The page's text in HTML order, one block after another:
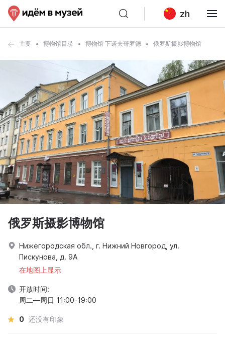
zh
主要 博物馆目录 博物馆 下诺夫哥罗德 俄罗斯摄影博物馆
俄罗斯摄影博物馆
Нижегородская обл., г. Нижний Новгород, ул.
Пискунова, д. 9А
在地图上显示
开放时间:
周二—周日 11:00-19:00
0 还没有印象